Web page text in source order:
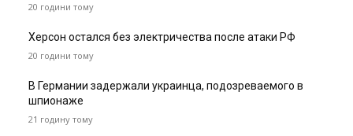
20 години тому
Херсон остался без электричества после атаки РФ
20 години тому
В Германии задержали украинца, подозреваемого в
шпионаже
21 годину тому